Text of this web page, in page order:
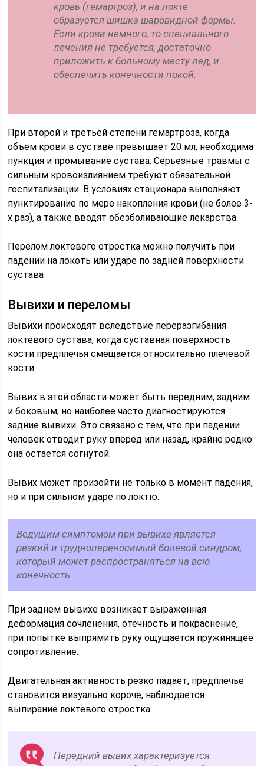
кровь (гемартроз), и на локте
образуется шишка шаровидной формы.
Если крови немного, то специального
лечения не требуется, достаточно
приложить к больному месту лед, и
обеспечить конечности покой.
При второй и третьей степени гемартроза, когда
объем крови в суставе превышает 20 мл, необходима
пункция и промывание сустава. Серьезные травмы с
сильным кровоизлиянием требуют обязательной
госпитализации. В условиях стационара выполняют
пунктирование по мере накопления крови (не более 3-
х раз), а также вводят обезболивающие лекарства.
Перелом локтевого отростка можно получить при
падении на локоть или ударе по задней поверхности
сустава
Вывихи и переломы
Вывихи происходят вследствие переразгибания
локтевого сустава, когда суставная поверхность
кости предплечья смещается относительно плечевой
кости.
Вывих в этой области может быть передним, задним
и боковым, но наиболее часто диагностируются
задние вывихи. Это связано с тем, что при падении
человек отводит руку вперед или назад, крайне редко
она остается согнутой.
Вывих может произойти не только в момент падения,
но и при сильном ударе по локтю.
Ведущим симптомом при вывихе является
резкий и труднопереносимый болевой синдром,
который может распространяться на всю
конечность.
При заднем вывихе возникает выраженная
деформация сочленения, отечность и покраснение,
при попытке выпрямить руку ощущается пружинящее
сопротивление.
Двигательная активность резко падает, предплечье
становится визуально короче, наблюдается
выпирание локтевого отростка.
Передний вывих характеризуется